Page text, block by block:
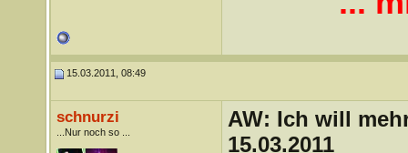
15.03.2011, 08:49
schnurzi
...Nur noch so ...
AW: Ich will
15.03.2011